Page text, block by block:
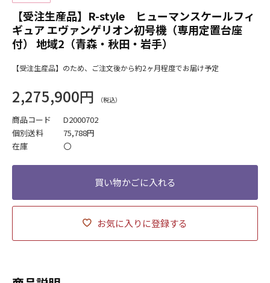
【受注生産品】R-style ヒューマンスケールフィ
ギュア エヴァンゲリオン初号機（専用定置台座
付） 地域2（青森・秋田・岩手）
【受注生産品】のため、ご注文後から約2ヶ月程度でお届け予定
2,275,900円
商品コード
D2000702
個別送料
75,788円
在庫
〇
お気に入りに登録する